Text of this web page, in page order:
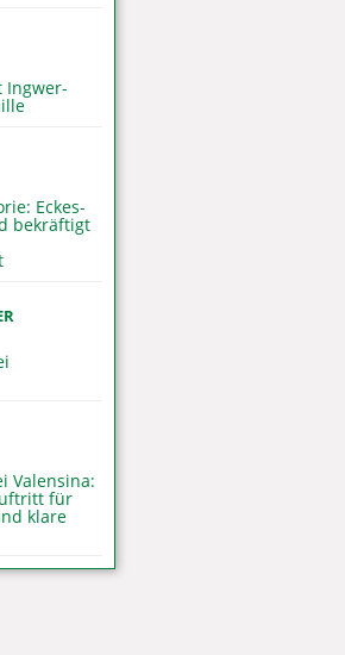
Ingwer-
Eckes-
bekräftigt
Valensina:
für
klare